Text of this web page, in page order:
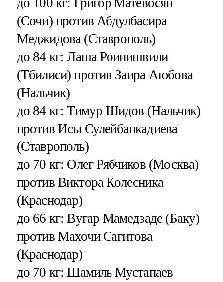
до 100 кг: Григор Матевосян
(Сочи) против Абдулбасира
Меджидова (Ставрополь)
до 84 кг: Лаша Роинишвили
(Тбилиси) против Заира Аюбова
(Нальчик)
до 84 кг: Тимур Шидов (Нальчик)
против Исы Сулейбанкадиева
(Ставрополь)
до 70 кг: Олег Рябчиков (Москва)
против Виктора Колесника
(Краснодар)
до 66 кг: Вугар Мамедзаде (Баку)
против Махочи Сагитова
(Краснодар)
до 70 кг: Шамиль Мустапаев